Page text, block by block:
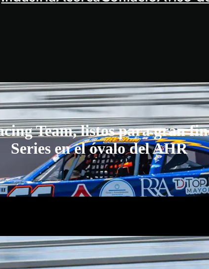
Team, listos para gran
Series en el óvalo del AHR